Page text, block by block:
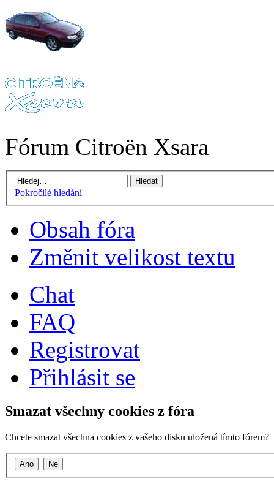
Fórum Citroën Xsara
Pokročilé hledání
Obsah fóra
Změnit velikost textu
Chat
FAQ
Registrovat
Přihlásit se
Smazat všechny cookies z fóra
Chcete smazat všechna cookies z vašeho disku uložená tímto fórem?